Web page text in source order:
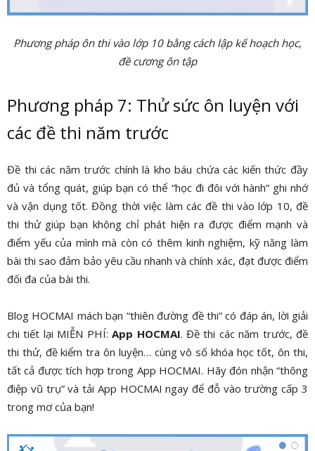
Phương pháp ôn thi vào lớp 10 bằng cách lập kế hoạch học,
đề cương ôn tập
Phương pháp 7: Thử sức ôn luyện với
các đề thi năm trước
Đề thi các năm trước chính là kho báu chứa các kiến thức đầy
đủ và tổng quát, giúp bạn có thể “học đi đôi với hành” ghi nhớ
và vận dụng tốt. Đồng thời việc làm các đề thi vào lớp 10, đề
thi thử giúp bạn không chỉ phát hiện ra được điểm mạnh và
điểm yếu của mình mà còn có thêm kinh nghiệm, kỹ năng làm
bài thi sao đảm bảo yêu cầu nhanh và chính xác, đạt được điểm
đối đa của bài thi.
Blog HOCMAI mách bạn “thiên đường đề thi” có đáp án, lời giải
chi tiết lại MIỄN PHÍ:App HOCMAI. Đề thi các năm trước, đề
thi thử, đề kiểm tra ôn luyện… cùng vô số khóa học tốt, ôn thi,
tất cả được tích hợp trong App HOCMAI. Hãy đón nhận “thông
điệp vũ trụ” và tải App HOCMAI ngay để đỗ vào trường cấp 3
trong mơ của bạn!